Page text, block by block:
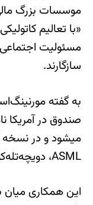
موسسات بزرگ
«با تعالیم
مسئولیت
سازگارند.
به گفته
صندوق در آمریکا
میشود و در نسخه
ASML، دویچه‌تله‌کوم و SAP حضور دارند.
این همکاری میان